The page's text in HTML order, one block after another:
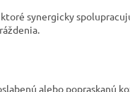
synergicky
alebo popraskanú